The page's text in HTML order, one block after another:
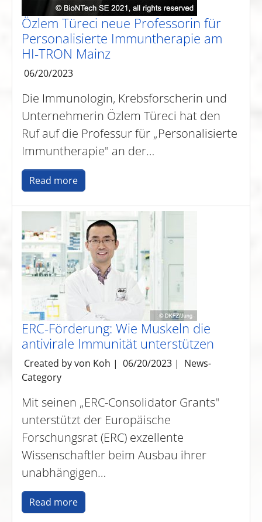
Özlem Türeci neue Professorin für
Personalisierte Immuntherapie am
HI-TRON Mainz
06/20/2023
Die Immunologin, Krebsforscherin und
Unternehmerin Özlem Türeci hat den
Ruf auf die Professur für „Personalisierte
Immuntherapie" an der…
Read more
ERC-Förderung: Wie Muskeln die
antivirale Immunität unterstützen
Created by von Koh | 06/20/2023 | News-
Category
Mit seinen „ERC-Consolidator Grants"
unterstützt der Europäische
Forschungsrat (ERC) exzellente
Wissenschaftler beim Ausbau ihrer
unabhängigen…
Read more